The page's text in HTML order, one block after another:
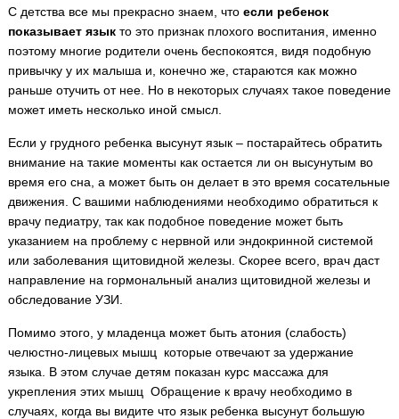
С детства все мы прекрасно знаем, что если ребенок
показывает языкто это признак плохого воспитания, именно
поэтому многие родители очень беспокоятся, видя подобную
привычку у их малыша и, конечно же, стараются как можно
раньше отучить от нее. Но в некоторых случаях такое поведение
может иметь несколько иной смысл.
Если у грудного ребенка высунут язык – постарайтесь обратить
внимание на такие моменты как остается ли он высунутым во
время его сна, а может быть он делает в это время сосательные
движения. С вашими наблюдениями необходимо обратиться к
врачу педиатру, так как подобное поведение может быть
указанием на проблему с нервной или эндокринной системой
или заболевания щитовидной железы. Скорее всего, врач даст
направление на гормональный анализ щитовидной железы и
обследование УЗИ.
Помимо этого, у младенца может быть атония (слабость)
челюстно-лицевых мышц которые отвечают за удержание
языка. В этом случае детям показан курс массажа для
укрепления этих мышц Обращение к врачу необходимо в
случаях, когда вы видите что язык ребенка высунут большую